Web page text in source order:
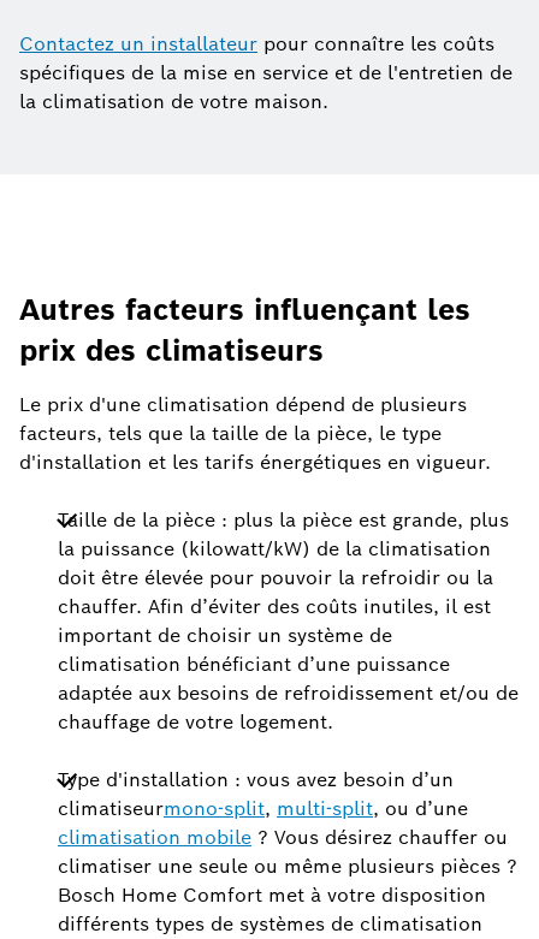
Contactez un installateur pour connaître les coûts
spécifiques de la mise en service et de l'entretien de
la climatisation de votre maison.
Autres facteurs influençant les
prix des climatiseurs
Le prix d'une climatisation dépend de plusieurs
facteurs, tels que la taille de la pièce, le type
d'installation et les tarifs énergétiques en vigueur.
Taille de la pièce : plus la pièce est grande, plus
la puissance (kilowatt/kW) de la climatisation
doit être élevée pour pouvoir la refroidir ou la
chauffer. Afin d’éviter des coûts inutiles, il est
important de choisir un système de
climatisation bénéficiant d’une puissance
adaptée aux besoins de refroidissement et/ou de
chauffage de votre logement.
Type d'installation : vous avez besoin d’un
climatiseurmono-split, multi-split, ou d’une
climatisation mobile ? Vous désirez chauffer ou
climatiser une seule ou même plusieurs pièces ?
Bosch Home Comfort met à votre disposition
différents types de systèmes de climatisation